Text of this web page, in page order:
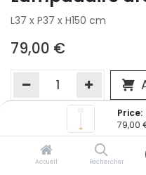
Price:
79,00
Accueil Rechercher
L37 x P37 x H150 cm
79,00 €
Ajouter à la liste
Si vous ne pouvez pas
victime de son succès et